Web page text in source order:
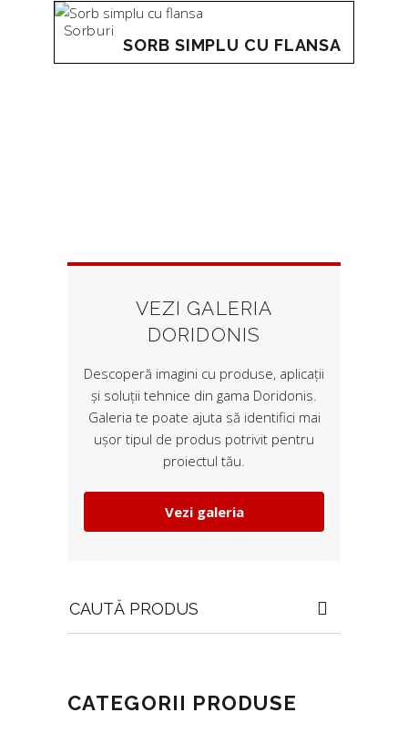
SORB SIMPLU CU FLANSA
Sorburi
VEZI GALERIA
DORIDONIS
Descoperă imagini cu produse, aplicații
și soluții tehnice din gama Doridonis.
Galeria te poate ajuta să identifici mai
ușor tipul de produs potrivit pentru
proiectul tău.
Vezi galeria
for:
CATEGORII PRODUSE